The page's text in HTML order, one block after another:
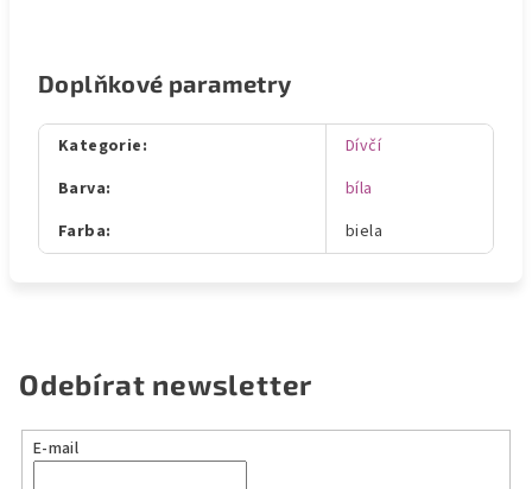
Doplňkové parametry
Kategorie:
Dívčí
Barva:
bíla
Farba: biela
Odebírat newsletter
E-mail